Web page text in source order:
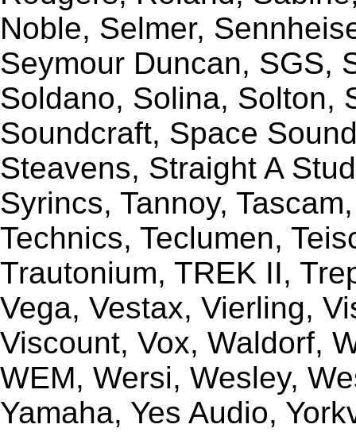
Noble, Selmer,
Seymour Duncan, SGS,
Soldano, Solina, Solton,
Soundcraft, Space
Steavens, Straight A
Syrincs, Tannoy,
Technics, Teclumen,
Trautonium, TREK II,
Vega, Vestax, Vierling,
Viscount, Vox, Waldorf,
WEM, Wersi, Wesley,
Yamaha, Yes Audio,